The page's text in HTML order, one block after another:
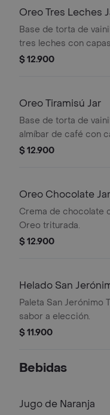
Oreo Tres Leches
Base de torta de
tres leches con
triturada.
$ 12.900
Oreo Tiramisú Jar
Base de torta de
almíbar de café con
de tiramisú y Oreo
$ 12.900
Oreo Chocolate Jar
Crema de chocolate
Oreo triturada.
$ 12.900
Helado San
Paleta San Jerónimo
sabor a elección.
$ 11.900
Bebidas
Jugo de Naranja